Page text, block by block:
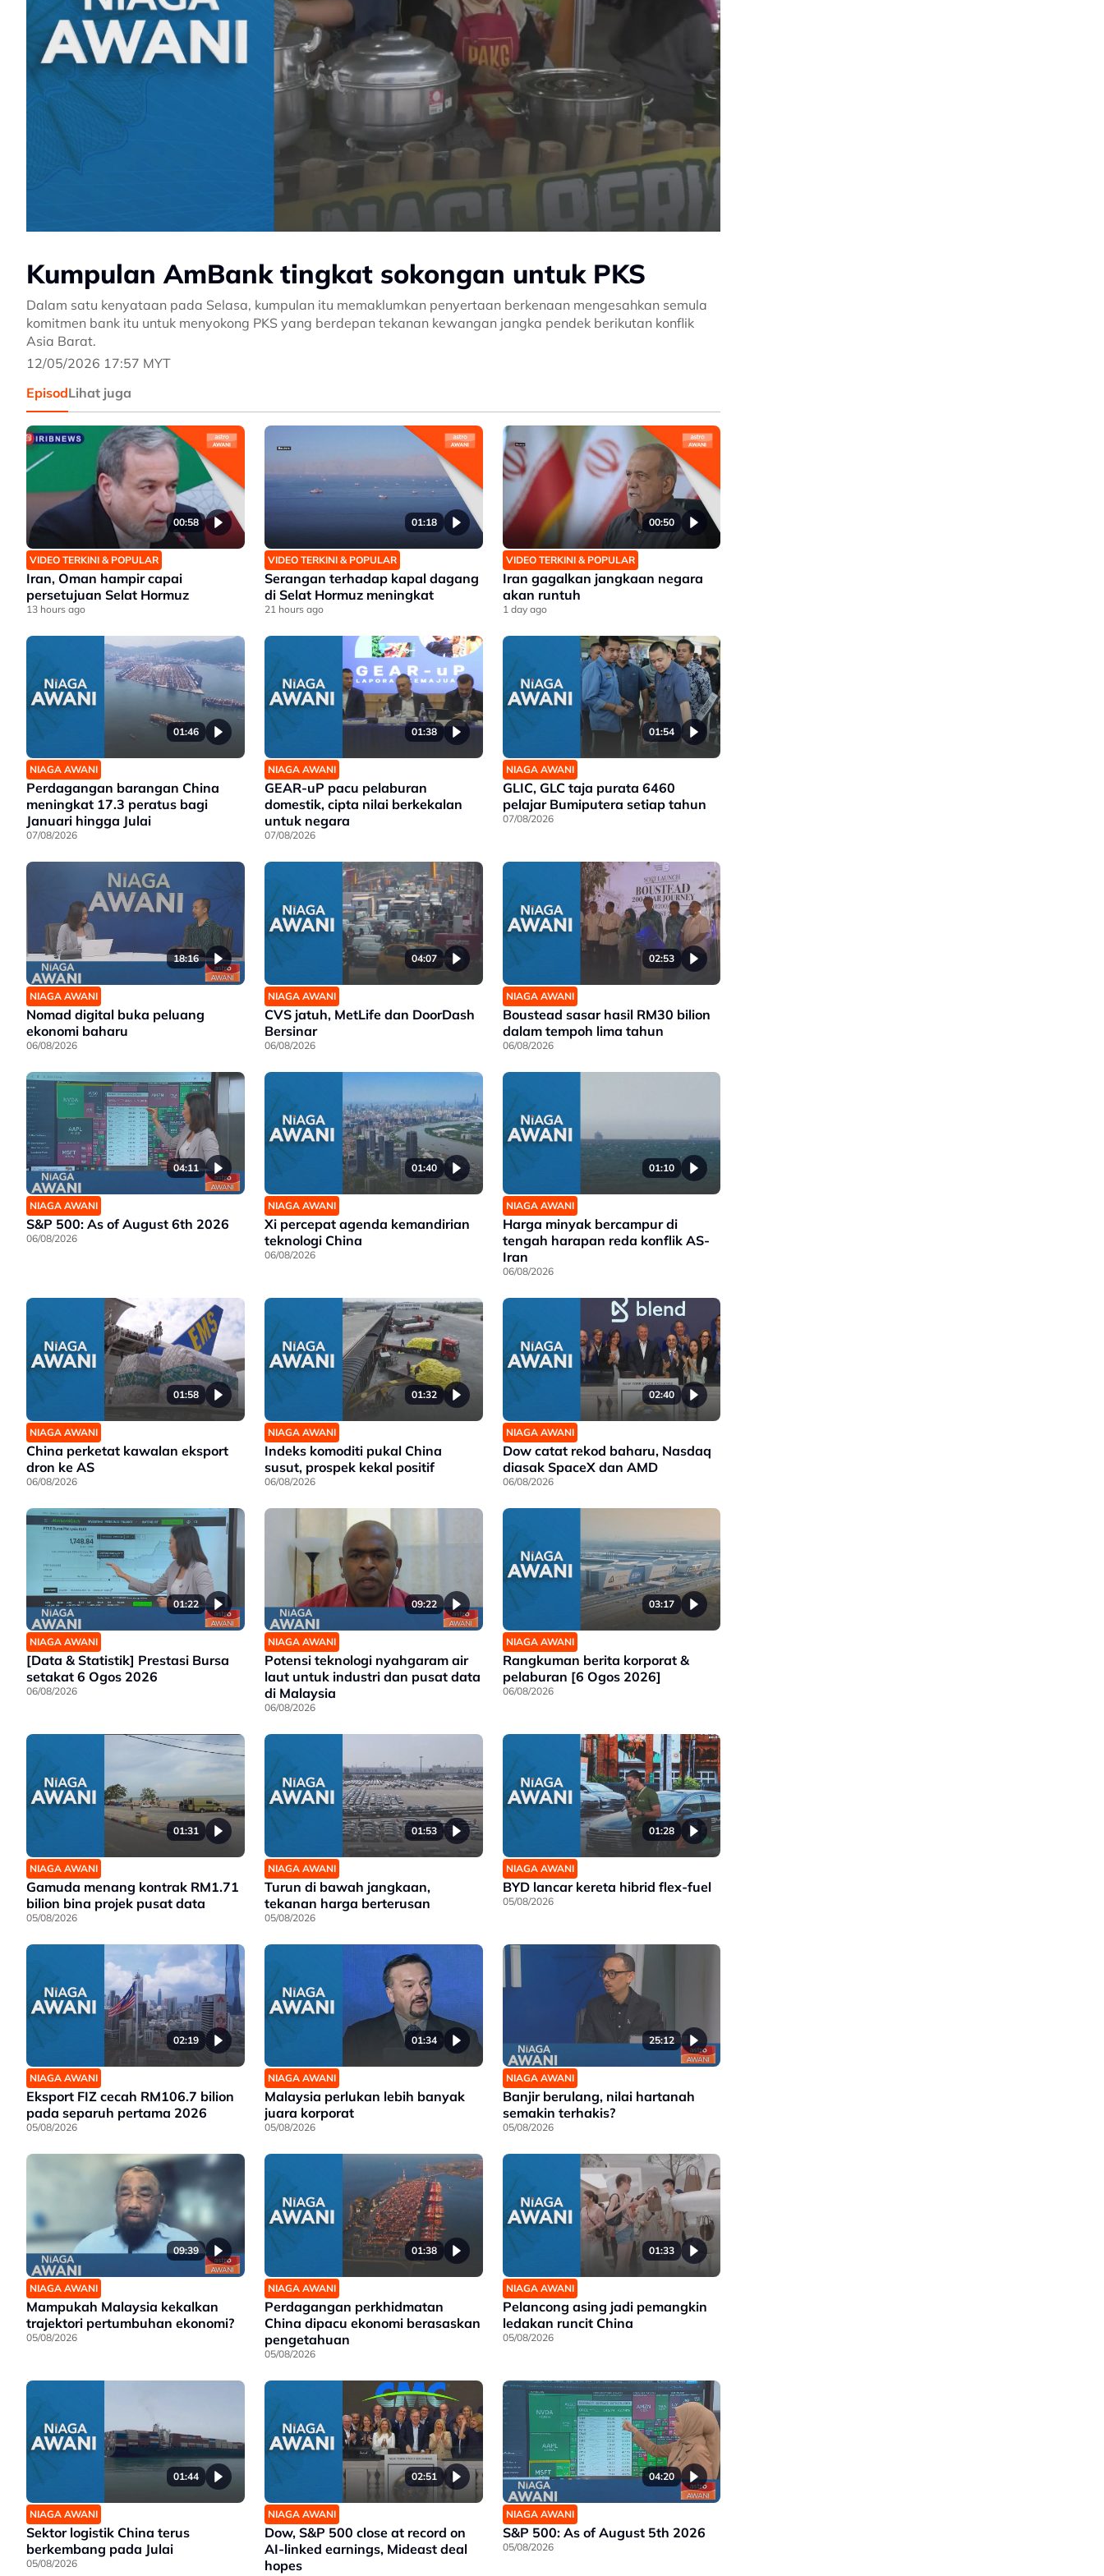
Kumpulan AmBank tingkat sokongan untuk PKS
Dalam satu kenyataan pada Selasa, kumpulan itu memaklumkan penyertaan berkenaan mengesahkan semula
komitmen bank itu untuk menyokong PKS yang berdepan tekanan kewangan jangka pendek berikutan konflik
Asia Barat.
12/05/2026 17:57 MYT
EpisodLihat juga
00:58
VIDEO TERKINI & POPULAR
Iran, Oman hampir capai
persetujuan Selat Hormuz
13 hours ago
01:18
VIDEO TERKINI & POPULAR
Serangan terhadap kapal dagang
di Selat Hormuz meningkat
21 hours ago
00:50
VIDEO TERKINI & POPULAR
Iran gagalkan jangkaan negara
akan runtuh
1 day ago
01:46
NIAGA AWANI
Perdagangan barangan China
meningkat 17.3 peratus bagi
Januari hingga Julai
07/08/2026
01:38
NIAGA AWANI
GEAR-uP pacu pelaburan
domestik, cipta nilai berkekalan
untuk negara
07/08/2026
01:54
NIAGA AWANI
GLIC, GLC taja purata 6460
pelajar Bumiputera setiap tahun
07/08/2026
18:16
NIAGA AWANI
Nomad digital buka peluang
ekonomi baharu
06/08/2026
04:07
NIAGA AWANI
CVS jatuh, MetLife dan DoorDash
Bersinar
06/08/2026
02:53
NIAGA AWANI
Boustead sasar hasil RM30 bilion
dalam tempoh lima tahun
06/08/2026
04:11
NIAGA AWANI
S&P 500: As of August 6th 2026
06/08/2026
01:40
NIAGA AWANI
Xi percepat agenda kemandirian
teknologi China
06/08/2026
01:10
NIAGA AWANI
Harga minyak bercampur di
tengah harapan reda konflik AS-
Iran
06/08/2026
01:58
NIAGA AWANI
China perketat kawalan eksport
dron ke AS
06/08/2026
01:32
NIAGA AWANI
Indeks komoditi pukal China
susut, prospek kekal positif
06/08/2026
02:40
NIAGA AWANI
Dow catat rekod baharu, Nasdaq
diasak SpaceX dan AMD
06/08/2026
01:22
NIAGA AWANI
[Data & Statistik] Prestasi Bursa
setakat 6 Ogos 2026
06/08/2026
09:22
NIAGA AWANI
Potensi teknologi nyahgaram air
laut untuk industri dan pusat data
di Malaysia
06/08/2026
03:17
NIAGA AWANI
Rangkuman berita korporat &
pelaburan [6 Ogos 2026]
06/08/2026
01:31
NIAGA AWANI
Gamuda menang kontrak RM1.71
bilion bina projek pusat data
05/08/2026
01:53
NIAGA AWANI
Turun di bawah jangkaan,
tekanan harga berterusan
05/08/2026
01:28
NIAGA AWANI
BYD lancar kereta hibrid flex-fuel
05/08/2026
02:19
NIAGA AWANI
Eksport FIZ cecah RM106.7 bilion
pada separuh pertama 2026
05/08/2026
01:34
NIAGA AWANI
Malaysia perlukan lebih banyak
juara korporat
05/08/2026
25:12
NIAGA AWANI
Banjir berulang, nilai hartanah
semakin terhakis?
05/08/2026
09:39
NIAGA AWANI
Mampukah Malaysia kekalkan
trajektori pertumbuhan ekonomi?
05/08/2026
01:38
NIAGA AWANI
Perdagangan perkhidmatan
China dipacu ekonomi berasaskan
pengetahuan
05/08/2026
01:33
NIAGA AWANI
Pelancong asing jadi pemangkin
ledakan runcit China
05/08/2026
01:44
NIAGA AWANI
Sektor logistik China terus
berkembang pada Julai
05/08/2026
02:51
NIAGA AWANI
Dow, S&P 500 close at record on
AI-linked earnings, Mideast deal
hopes
04:20
NIAGA AWANI
S&P 500: As of August 5th 2026
05/08/2026